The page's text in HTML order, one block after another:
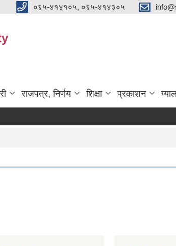
०६५-४१४१०५, ०६५-४१४३०५
राजपत्र, निर्णय शिक्षा प्रकाशन